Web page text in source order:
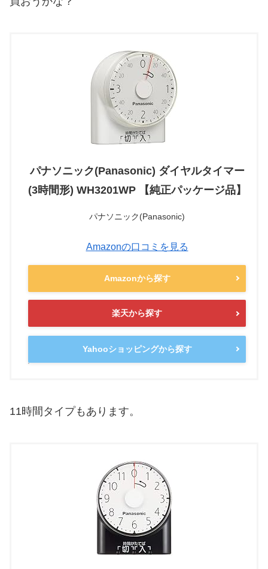
パナソニック(Panasonic) ダイヤルタイマー
(3時間形) WH3201WP 【純正パッケージ品】
パナソニック(Panasonic)
Amazonの口コミを見る
Amazonから探す
楽天から探す
Yahooショッピングから探す
11時間タイプもあります。